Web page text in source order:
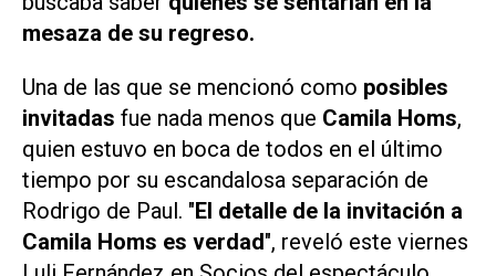
mesaza de su regreso.
Una de las que se mencionó como posibles
invitadas fue nada menos que Camila Homs,
quien estuvo en boca de todos en el último
tiempo por su escandalosa separación de
Rodrigo de Paul. "El detalle de la invitación a
Camila Homs es verdad", reveló este viernes